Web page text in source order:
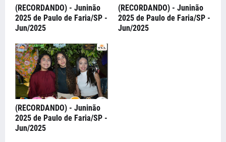
(RECORDANDO) - Juninão
2025 de Paulo de Faria/SP -
Jun/2025
(RECORDANDO) - Juninão
2025 de Paulo de Faria/SP -
Jun/2025
(RECORDANDO) - Juninão
2025 de Paulo de Faria/SP -
Jun/2025